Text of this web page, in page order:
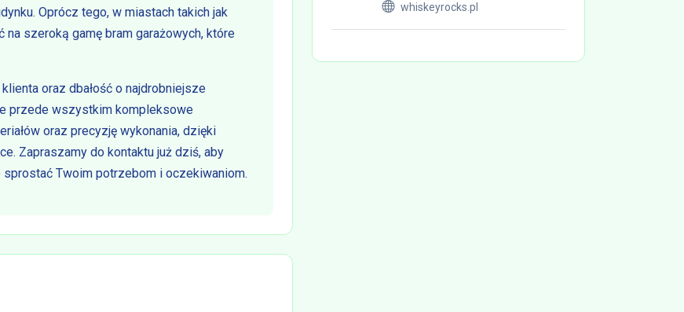
Oprócz tego, w miastach takich jak
na szeroką gamę bram garażowych, które
oraz dbałość o najdrobniejsze
przede wszystkim kompleksowe
oraz precyzję wykonania, dzięki
Zapraszamy do kontaktu już dziś, aby
Twoim potrzebom i oczekiwaniom.
whiskeyrocks.pl